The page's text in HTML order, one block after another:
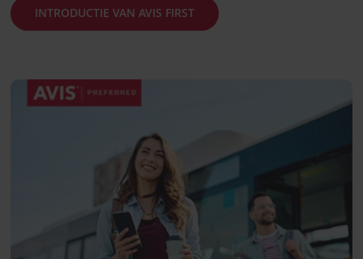
INTRODUCTIE VAN AVIS FIRST